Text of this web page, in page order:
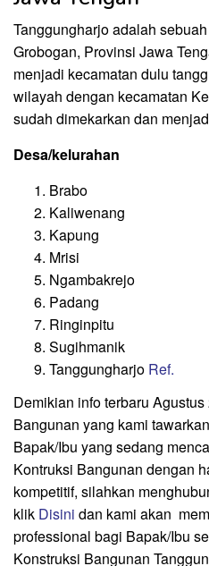
Tanggungharjo adalah
Grobogan, Provinsi Jawa
menjadi kecamatan dulu
wilayah dengan kecamatan
sudah dimekarkan dan
Desa/kelurahan
Brabo
Kaliwenang
Kapung
Mrisi
Ngambakrejo
Padang
Ringinpitu
Sugihmanik
Tanggungharjo Ref.
Demikian info terbaru
Bangunan yang kami
Bapak/Ibu yang sedang
Kontruksi Bangunan dengan
kompetitif, silahkan
klik Disini dan kami akan
professional bagi Bapak/Ibu
Konstruksi Bangunan